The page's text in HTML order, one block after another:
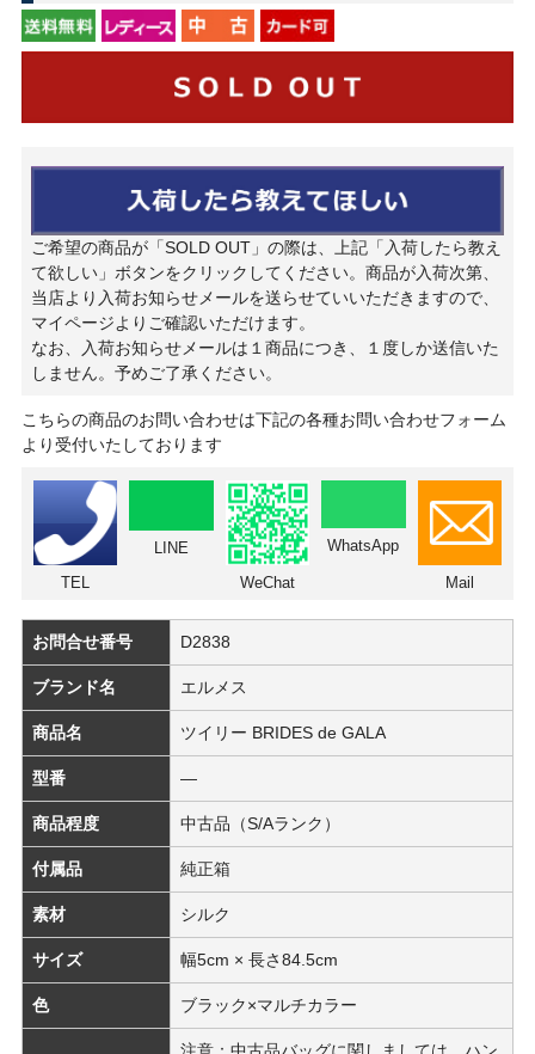
ご希望の商品が「SOLD OUT」の際は、上記「入荷したら教え
て欲しい」ボタンをクリックしてください。商品が入荷次第、
当店より入荷お知らせメールを送らせていいただきますので、
マイページよりご確認いただけます。
なお、入荷お知らせメールは１商品につき、１度しか送信いた
しません。予めご了承ください。
こちらの商品のお問い合わせは下記の各種お問い合わせフォーム
より受付いたしております
TEL
LINE
WeChat
WhatsApp
Mail
お問合せ番号 D2838
ブランド名 エルメス
商品名 ツイリー BRIDES de GALA
型番 ―
商品程度 中古品（S/Aランク）
付属品 純正箱
素材 シルク
サイズ 幅5cm × 長さ84.5cm
色 ブラック×マルチカラー